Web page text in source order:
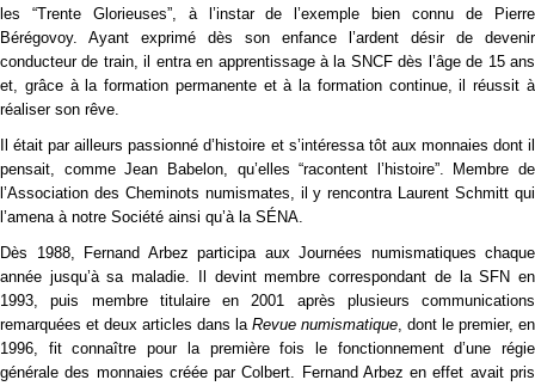
les “Trente Glorieuses”, à l’instar de l’exemple bien connu de Pierre
Bérégovoy. Ayant exprimé dès son enfance l’ardent désir de devenir
conducteur de train, il entra en apprentissage à la SNCF dès l’âge de 15 ans
et, grâce à la formation permanente et à la formation continue, il réussit à
réaliser son rêve.
Il était par ailleurs passionné d’histoire et s’intéressa tôt aux monnaies dont il
pensait, comme Jean Babelon, qu’elles “racontent l’histoire”. Membre de
l’Association des Cheminots numismates, il y rencontra Laurent Schmitt qui
l’amena à notre Société ainsi qu’à la SÉNA.
Dès 1988, Fernand Arbez participa aux Journées numismatiques chaque
année jusqu’à sa maladie. Il devint membre correspondant de la SFN en
1993, puis membre titulaire en 2001 après plusieurs communications
remarquées et deux articles dans la Revue numismatique , dont le premier, en
1996, fit connaître pour la première fois le fonctionnement d’une régie
générale des monnaies créée par Colbert. Fernand Arbez en effet avait pris